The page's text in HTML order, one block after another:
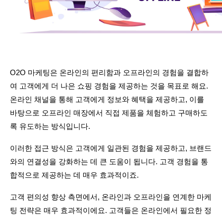
O2O 마케팅은 온라인의 편리함과 오프라인의 경험을 결합하
여 고객에게 더 나은 쇼핑 경험을 제공하는 것을 목표로 해요.
온라인 채널을 통해 고객에게 정보와 혜택을 제공하고, 이를
바탕으로 오프라인 매장에서 직접 제품을 체험하고 구매하도
록 유도하는 방식입니다.
이러한 접근 방식은 고객에게 일관된 경험을 제공하고, 브랜드
와의 연결성을 강화하는 데 큰 도움이 됩니다. 고객 경험을 통
합적으로 제공하는 데 매우 효과적이죠.
고객 편의성 향상 측면에서, 온라인과 오프라인을 연계한 마케
팅 전략은 매우 효과적이에요. 고객들은 온라인에서 필요한 정